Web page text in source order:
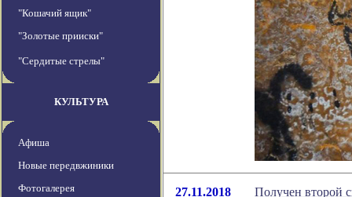
"Кошачий ящик"
"Золотые прииски"
"Сердитые стрелы"
КУЛЬТУРА
Афиша
Новые передвжиники
Фотогалерея
27.11.2018
Получен второй